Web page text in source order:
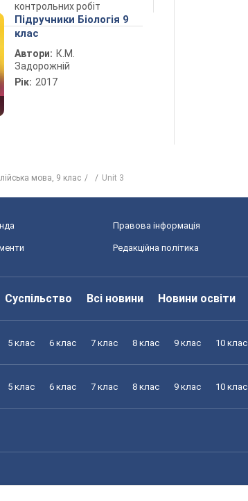
контрольних робіт
Підручники Біологія 9
клас
Автори: К.М.
Задорожній
Рік: 2017
мова, 9 клас Unit 3
Правова інформація
Редакційна політика
Суспільство Всі новини Новини освіти
5 клас 6 клас 7 клас 8 клас 9 клас 10 клас
5 клас 6 клас 7 клас 8 клас 9 клас 10 клас